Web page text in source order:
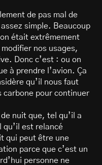
de pas mal de
simple. Beaucoup
était extrêmement
nos usages,
Donc c’est : ou on
à prendre l’avion. Ça
qu’il nous faut
carbone pour continuer
nuit que, tel qu’il a
est relancé
qui peut être une
parce que c’est un
personne ne